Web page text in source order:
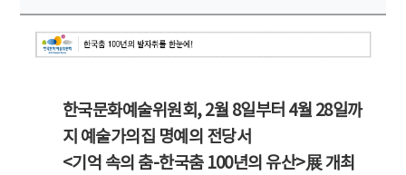
한국문화예술위원회, 2월 8일부터 4월 28일까
지 예술가의집 명예의 전당서
<기억 속의 춤-한국춤 100년의 유산>展 개최